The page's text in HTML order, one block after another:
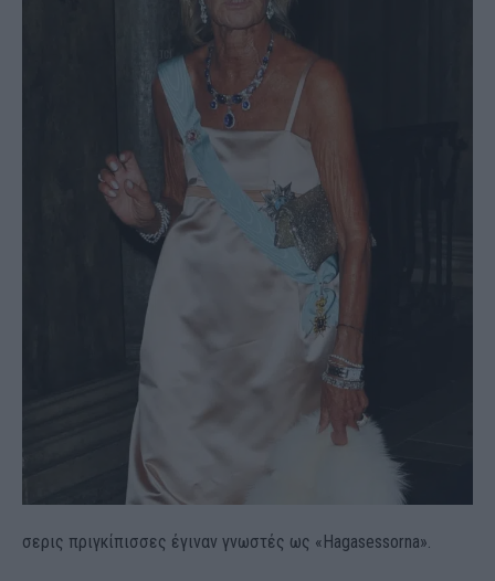
σερις πριγκίπισσες έγιναν γνωστές ως «Hagasessorna».